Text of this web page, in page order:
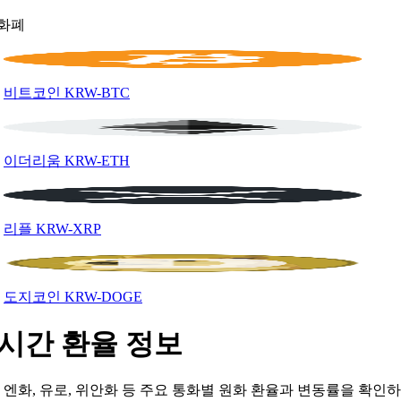
폐
비트코인 KRW-BTC
이더리움 KRW-ETH
리플 KRW-XRP
도지코인 KRW-DOGE
간 환율 정보
엔화, 유로, 위안화 등 주요 통화별 원화 환율과 변동률을 확인